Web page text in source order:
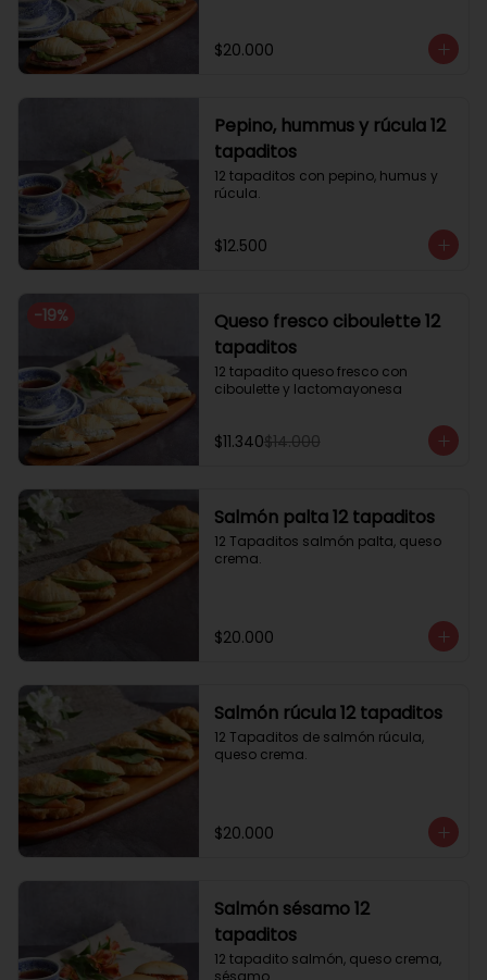
$20.000
Pepino, hummus y rúcula 12
tapaditos
12 tapaditos con pepino, humus y
rúcula.
$12.500
-19%
Queso fresco ciboulette 12
tapaditos
12 tapadito queso fresco con
ciboulette y lactomayonesa
$11.340$14.000
Salmón palta 12 tapaditos
12 Tapaditos salmón palta, queso
crema.
$20.000
Salmón rúcula 12 tapaditos
12 Tapaditos de salmón rúcula,
queso crema.
$20.000
Salmón sésamo 12
tapaditos
12 tapadito salmón, queso crema,
sésamo